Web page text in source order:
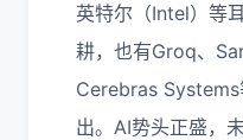
英特尔（Intel）等
耕，也有Groq、
Cerebras Systems
出。AI势头正盛，